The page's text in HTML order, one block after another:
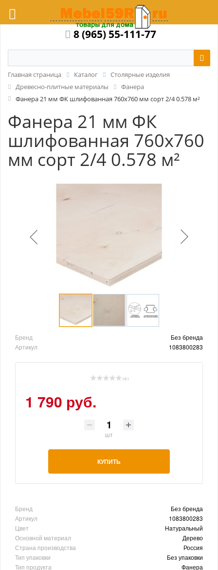
8 (965) 55-111-77
Главная страница Каталог
Столярные изделия
Древесно-плитные материалы
Фанера
Фанера 21 мм ФК шлифованная 760x760 мм сорт 2/4 0.578 м²
Фанера 21 мм ФК
шлифованная 760x760
мм сорт 2/4 0.578 м²
Бренд
Без бренда
Артикул
1083800283
( 0 )
1 790 руб.
шт
КУПИТЬ
Бренд
Без бренда
Артикул
1083800283
Цвет
Натуральный
Основной материал
Дерево
Страна производства
Россия
Тип упаковки
Без упаковки
Тип продукта
Фанера